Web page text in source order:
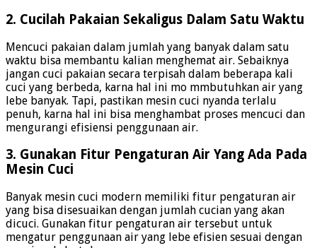
2. Cucilah Pakaian Sekaligus Dalam Satu Waktu
Mencuci pakaian dalam jumlah yang banyak dalam satu
waktu bisa membantu kalian menghemat air. Sebaiknya
jangan cuci pakaian secara terpisah dalam beberapa kali
cuci yang berbeda, karna hal ini mo mmbutuhkan air yang
lebe banyak. Tapi, pastikan mesin cuci nyanda terlalu
penuh, karna hal ini bisa menghambat proses mencuci dan
mengurangi efisiensi penggunaan air.
3. Gunakan Fitur Pengaturan Air Yang Ada Pada
Mesin Cuci
Banyak mesin cuci modern memiliki fitur pengaturan air
yang bisa disesuaikan dengan jumlah cucian yang akan
dicuci. Gunakan fitur pengaturan air tersebut untuk
mengatur penggunaan air yang lebe efisien sesuai dengan